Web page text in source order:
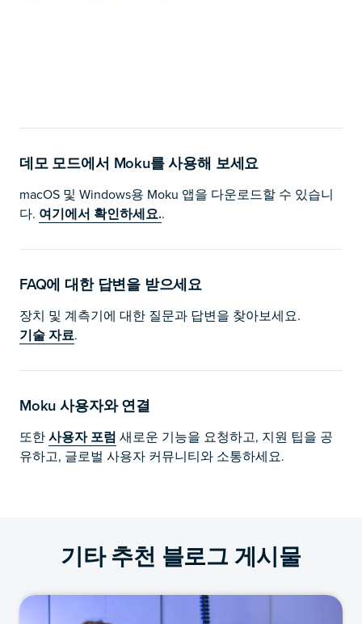
데모 모드에서 Moku를 사용해 보세요
macOS 및 Windows용 Moku 앱을 다운로드할 수 있습니
다. 여기에서 확인하세요..
FAQ에 대한 답변을 받으세요
장치 및 계측기에 대한 질문과 답변을 찾아보세요.
기술 자료.
Moku 사용자와 연결
또한사용자 포럼 새로운 기능을 요청하고, 지원 팁을 공
유하고, 글로벌 사용자 커뮤니티와 소통하세요.
기타 추천 블로그 게시물